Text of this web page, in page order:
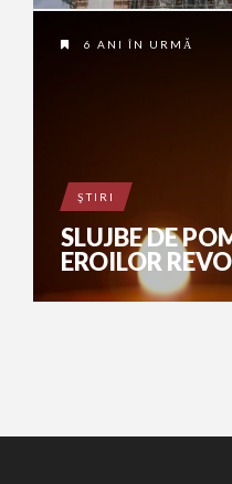
6 ANI ÎN URMĂ
ŞTIRI
SLUJBE DE
EROILOR